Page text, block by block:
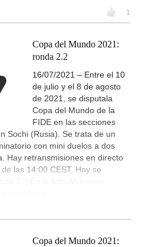
1
Copa del Mundo 2021:
ronda 2.2
16/07/2021 – Entre el 10
de julio y el 8 de agosto
de 2021, se disputala
Copa del Mundo de la
FIDE en las secciones
Sochi (Rusia). Se trata de un
con mini duelos a dos
Hay retransmisiones en directo
las 14:00 CEST. Hoy se
Copa del Mundo 2021: